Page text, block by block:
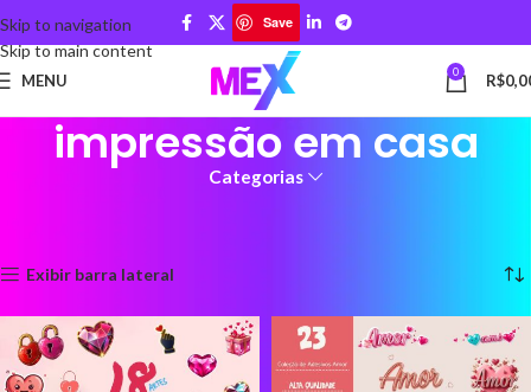
Skip to navigation
Skip to main content
Save
MENU 0 R$
impressão em casa
Categorias
Exibir barra lateral